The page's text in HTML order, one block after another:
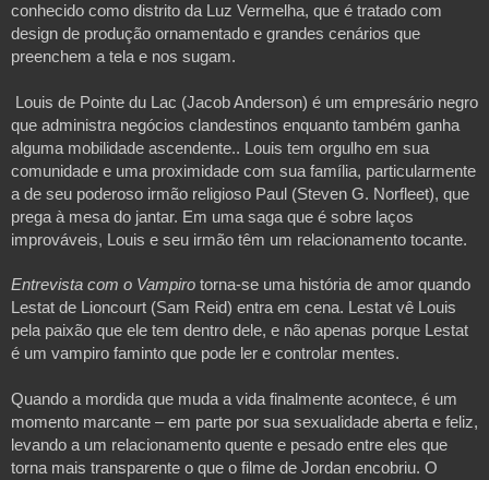
conhecido como distrito da Luz Vermelha, que é tratado com
design de produção ornamentado e grandes cenários que
preenchem a tela e nos sugam.
que administra negócios clandestinos enquanto também ganha
alguma mobilidade ascendente.. Louis tem orgulho em sua
comunidade e uma proximidade com sua família, particularmente
a de seu poderoso irmão religioso Paul (Steven G. Norfleet), que
prega à mesa do jantar. Em uma saga que é sobre laços
improváveis, Louis e seu irmão têm um relacionamento tocante.
Entrevista com o Vampiro torna-se uma história de amor quando
Lestat de Lioncourt (Sam Reid) entra em cena. Lestat vê Louis
pela paixão que ele tem dentro dele, e não apenas porque Lestat
é um vampiro faminto que pode ler e controlar mentes.
Quando a mordida que muda a vida finalmente acontece, é um
momento marcante – em parte por sua sexualidade aberta e feliz,
levando a um relacionamento quente e pesado entre eles que
torna mais transparente o que o filme de Jordan encobriu. O